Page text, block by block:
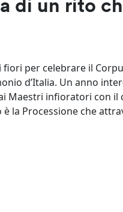
di un rito
per celebrare il
d’Italia. Un anno
Maestri infioratori con
la Processione che